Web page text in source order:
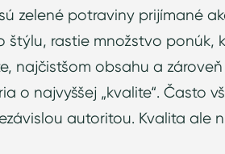
zelené potraviny prijímané
štýlu, rastie množstvo ponúk,
najčistšom obsahu a
o najvyššej „kvalite“. Často
autoritou. Kvalita ale